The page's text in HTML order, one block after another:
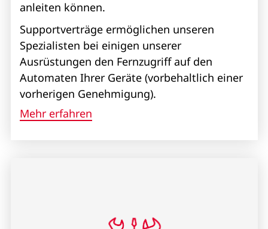
anleiten können.
Supportverträge ermöglichen unseren
Spezialisten bei einigen unserer
Ausrüstungen den Fernzugriff auf den
Automaten Ihrer Geräte (vorbehaltlich einer
vorherigen Genehmigung).
Mehr erfahren